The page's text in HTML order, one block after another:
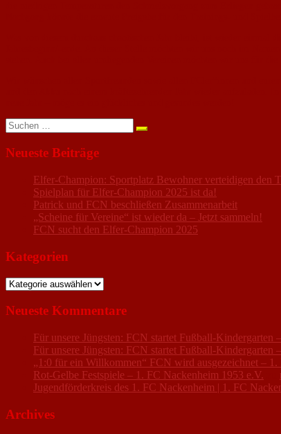
Suchen
nach:
Neueste Beiträge
Elfer-Champion: Sportplatz Bewohner verteidigen den
Spielplan für Elfer-Champion 2025 ist da!
Patrick und FCN beschließen Zusammenarbeit
„Scheine für Vereine“ ist wieder da – Jetzt sammeln!
FCN sucht den Elfer-Champion 2025
Kategorien
Kategorien
Neueste Kommentare
Für unsere Jüngsten: FCN startet Fußball-Kindergarten
Für unsere Jüngsten: FCN startet Fußball-Kindergarten
„1:0 für ein Willkommen“ FCN wird ausgezeichnet –
Rot-Gelbe Festspiele – 1. FC Nackenheim 1953 e.V.
Jugendförderkreis des 1. FC Nackenheim | 1. FC
Archives